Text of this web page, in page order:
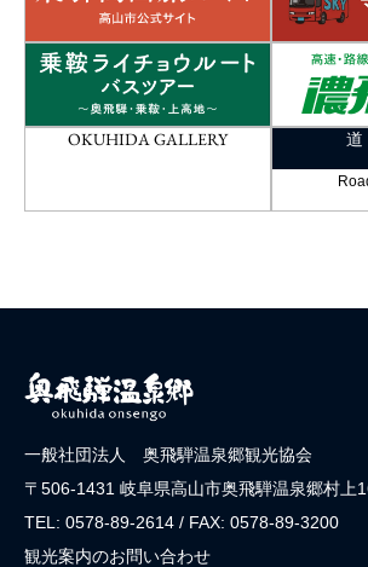
OKUHIDA GALLERY
一般社団法人 奥飛騨温泉郷観光協会
〒506-1431 岐阜県高山市奥飛騨温泉郷村上
TEL: 0578-89-2614 / FAX: 0578-89-3200
観光案内のお問い合わせ